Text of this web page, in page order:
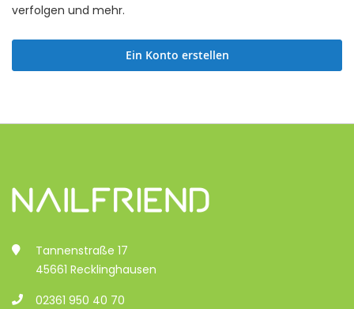
verfolgen und mehr.
Ein Konto erstellen
Tannenstraße 17
45661 Recklinghausen
02361 950 40 70